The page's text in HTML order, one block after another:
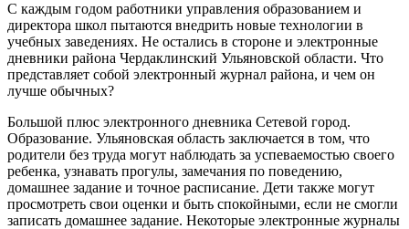
С каждым годом работники управления образованием и
директора школ пытаются внедрить новые технологии в
учебных заведениях. Не остались в стороне и электронные
дневники района Чердаклинский Ульяновской области. Что
представляет собой электронный журнал района, и чем он
лучше обычных?
Большой плюс электронного дневника Сетевой город.
Образование. Ульяновская область заключается в том, что
родители без труда могут наблюдать за успеваемостью своего
ребенка, узнавать прогулы, замечания по поведению,
домашнее задание и точное расписание. Дети также могут
просмотреть свои оценки и быть спокойными, если не смогли
записать домашнее задание. Некоторые электронные журналы